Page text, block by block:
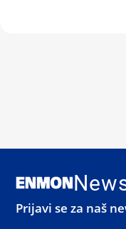
Prijavi se za naš